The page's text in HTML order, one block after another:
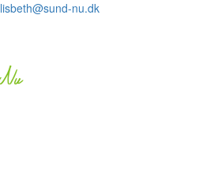
lisbeth@sund-nu.dk